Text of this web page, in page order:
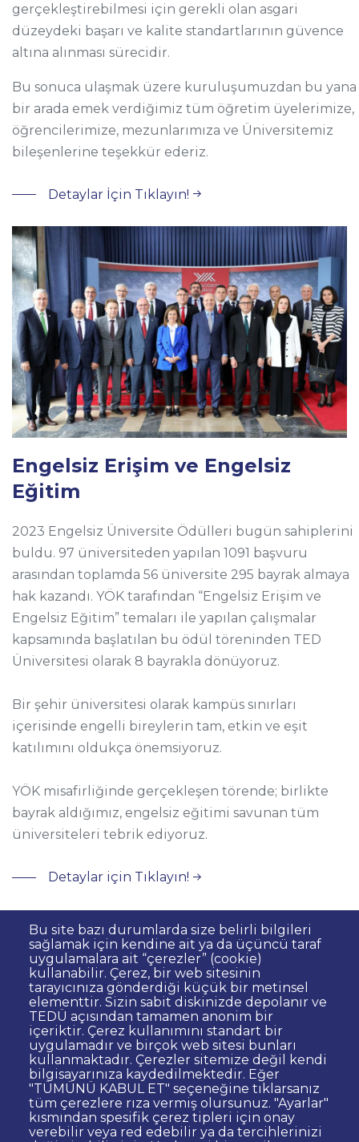
gerçekleştirebilmesi için gerekli olan asgari
düzeydeki başarı ve kalite standartlarının güvence
altına alınması sürecidir.
Bu sonuca ulaşmak üzere kuruluşumuzdan bu yana
bir arada emek verdiğimiz tüm öğretim üyelerimize,
öğrencilerimize, mezunlarımıza ve Üniversitemiz
bileşenlerine teşekkür ederiz.
Detaylar İçin Tıklayın!
Engelsiz Erişim ve Engelsiz
Eğitim
2023 Engelsiz Üniversite Ödülleri bugün sahiplerini
buldu. 97 üniversiteden yapılan 1091 başvuru
arasından toplamda 56 üniversite 295 bayrak almaya
hak kazandı. YÖK tarafından “Engelsiz Erişim ve
Engelsiz Eğitim” temaları ile yapılan çalışmalar
kapsamında başlatılan bu ödül töreninden TED
Üniversitesi olarak 8 bayrakla dönüyoruz.
Bir şehir üniversitesi olarak kampüs sınırları
içerisinde engelli bireylerin tam, etkin ve eşit
katılımını oldukça önemsiyoruz.
YÖK misafirliğinde gerçekleşen törende; birlikte
bayrak aldığımız, engelsiz eğitimi savunan tüm
üniversiteleri tebrik ediyoruz.
Detaylar için Tıklayın!
Bu site bazı durumlarda size belirli bilgileri
sağlamak için kendine ait ya da üçüncü taraf
uygulamalara ait “çerezler” (cookie)
kullanabilir. Çerez, bir web sitesinin
tarayıcınıza gönderdiği küçük bir metinsel
elementtir. Sizin sabit diskinizde depolanır ve
TEDÜ açısından tamamen anonim bir
içeriktir. Çerez kullanımını standart bir
uygulamadır ve birçok web sitesi bunları
kullanmaktadır. Çerezler sitemize değil kendi
bilgisayarınıza kaydedilmektedir. Eğer
"TÜMÜNÜ KABUL ET" seçeneğine tıklarsanız
tüm çerezlere rıza vermiş olursunuz. "Ayarlar"
kısmından spesifik çerez tipleri için onay
verebilir veya red edebilir ya da tercihlerinizi
Dipnot
Sıkça Sorulan Sorular
Kişisel Verilerin Korunması
Gizlilik Politikası
Sorumluluk Reddi
Bilgi Edinme
Site Yöneticisi İletişim
İhale ve Satınalma İlanları
Açık Rıza
Kurumsal Kimlik
Web Erişilebilirlik Beyanı
© TED Üniversitesi. Ziya Gökalp Caddesi No:48 06420, Kolej